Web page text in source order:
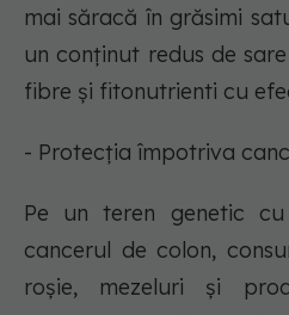
mai săracă în grăsimi
un conținut redus de
fibre și fitonutrienti cu
- Protecția împotriva
Pe un teren genetic
cancerul de colon,
roșie, mezeluri și